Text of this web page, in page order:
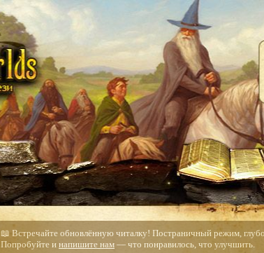
📖 Встречайте обновлённую читалку! Постраничный режим,
Попробуйте и напишите нам — что понравилось, что улучшить.